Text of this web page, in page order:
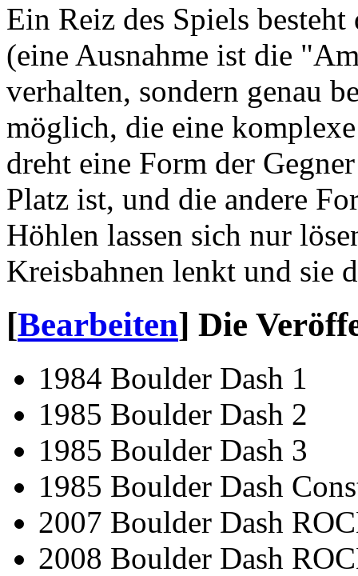
Ein Reiz des Spiels
(eine Ausnahme ist die
verhalten, sondern genau
möglich, die eine
dreht eine Form der
Platz ist, und die andere
Höhlen lassen sich nur
Kreisbahnen lenkt und sie
[Bearbeiten] Die
1984 Boulder Dash 1
1985 Boulder Dash 2
1985 Boulder Dash 3
1985 Boulder Dash
2007 Boulder Dash
2008 Boulder Dash